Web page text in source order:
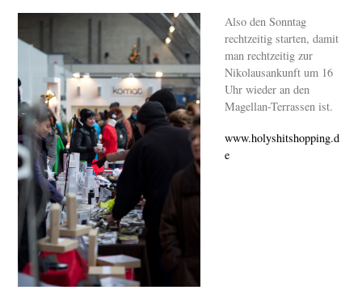
Also den Sonntag
rechtzeitig starten, damit
man rechtzeitig zur
Nikolausankunft um 16
Uhr wieder an den
Magellan-Terrassen ist.
www.holyshitshopping.d
e